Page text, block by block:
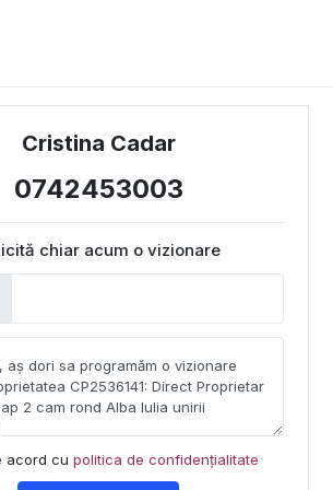
Cristina Cadar
0742453003
chiar acum o vizionare
acord cu politica de confidențialitate